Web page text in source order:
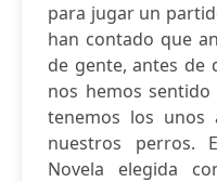
para jugar un
han contado que
de gente, antes de
nos hemos
tenemos los
nuestros perros.
Novela elegida